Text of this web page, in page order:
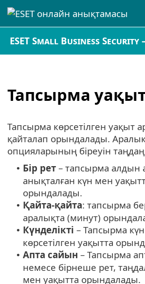
ESET Small Business
Тапсырма
Тапсырма көрсетілген уақыт
қайталап орындалады.
опцияларының біреуін
• Бір рет – тапсырма алдын
анықталған күн мен
орындалады.
• Қайта-қайта: тапсырма
аралықта (минут)
• Күнделікті – Тапсырма
көрсетілген уақытта
• Апта сайын – Тапсырма
немесе бірнеше рет,
мен уақытта орындалады.